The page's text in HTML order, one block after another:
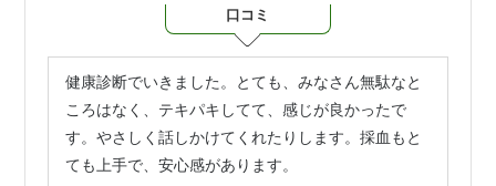
口コミ
健康診断でいきました。とても、みなさん無駄なと
ころはなく、テキパキしてて、感じが良かったで
す。やさしく話しかけてくれたりします。採血もと
ても上手で、安心感があります。